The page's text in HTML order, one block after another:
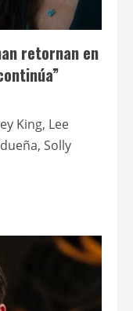
retornan en
King, Lee
Solly